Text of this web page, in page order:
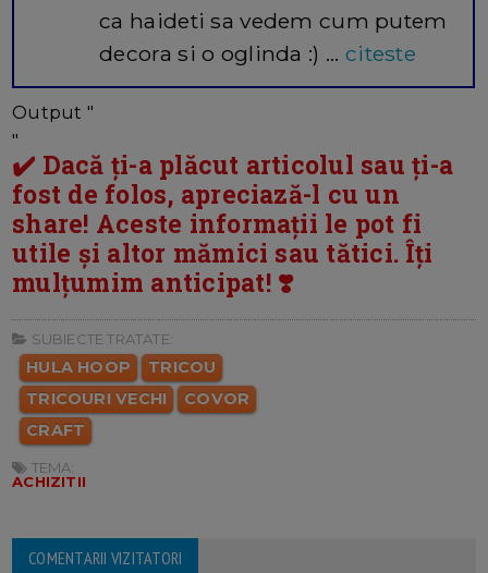
ca haideti sa vedem cum putem
decora si o oglinda :) ... citeste
Output "
"
✔️ Dacă ți-a plăcut articolul sau ți-a
fost de folos, apreciază-l cu un
share! Aceste informații le pot fi
utile și altor mămici sau tătici. Îți
mulțumim anticipat! ❣️
SUBIECTE TRATATE:
HULA HOOP
TRICOU
TRICOURI VECHI
COVOR
CRAFT
TEMA:
ACHIZITII
COMENTARII VIZITATORI